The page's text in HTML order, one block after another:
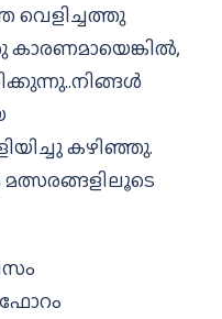
വെളിച്ചത്തു
കഴിഞ്ഞു.